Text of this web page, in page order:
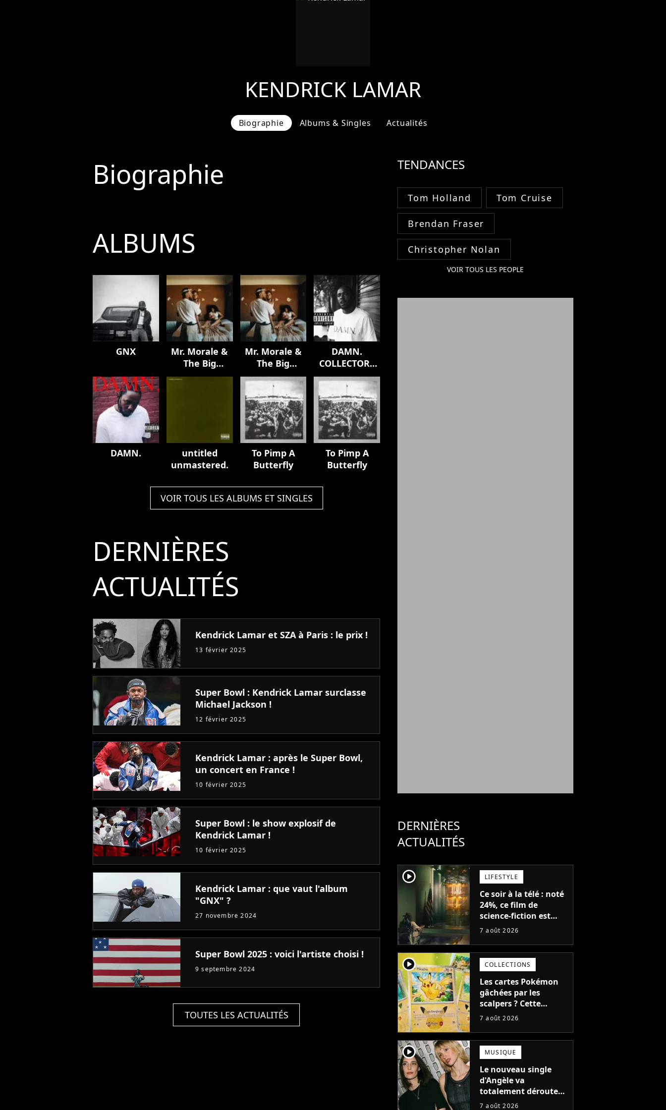
KENDRICK LAMAR
Biographie Albums & Singles Actualités
Biographie
ALBUMS
GNX
Mr. Morale &
The Big
Steppers
Mr. Morale &
The Big
Steppers
DAMN.
COLLECTORS
EDITION.
DAMN.
untitled
unmastered.
To Pimp A
Butterfly
To Pimp A
Butterfly
VOIR TOUS LES ALBUMS ET SINGLES
DERNIÈRES
ACTUALITÉS
Kendrick Lamar et SZA à Paris : le prix !
13 février 2025
Super Bowl : Kendrick Lamar surclasse
Michael Jackson !
12 février 2025
Kendrick Lamar : après le Super Bowl,
un concert en France !
10 février 2025
Super Bowl : le show explosif de
Kendrick Lamar !
10 février 2025
Kendrick Lamar : que vaut l'album
"GNX" ?
27 novembre 2024
Super Bowl 2025 : voici l'artiste choisi !
9 septembre 2024
TOUTES LES ACTUALITÉS
TENDANCES
Tom Holland Tom Cruise
Brendan Fraser
Christopher Nolan
VOIR TOUS LES PEOPLE
DERNIÈRES
ACTUALITÉS
player2 LIFESTYLE
Ce soir à la télé : noté
24%, ce film de
science-fiction est
complètement raté,
encore pire à cause de
son acteur
7 août 2026
player2 COLLECTIONS
Les cartes Pokémon
gâchées par les
scalpers ? Cette
technique géniale
ruiner les revendeurs
7 août 2026
player2 MUSIQUE
Le nouveau single
d'Angèle va
totalement dérouter
le public, et c'est une
7 août 2026